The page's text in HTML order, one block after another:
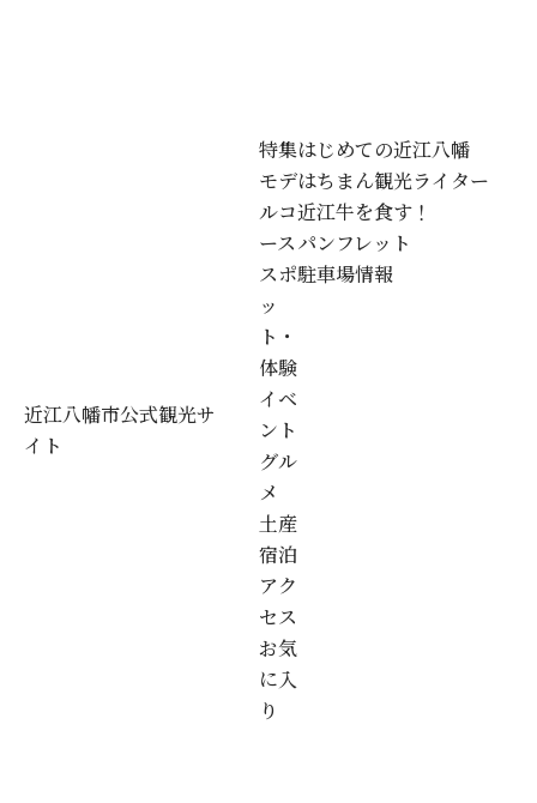
近江八幡市公式観光サ
イト
特集
モデ
ルコ
ース
スポ
ッ
ト・
体験
イベ
ント
グル
メ
土産
宿泊
アク
セス
お気
に入
り
はじめての近江八幡
はちまん観光ライター
近江牛を食す！
パンフレット
駐車場情報